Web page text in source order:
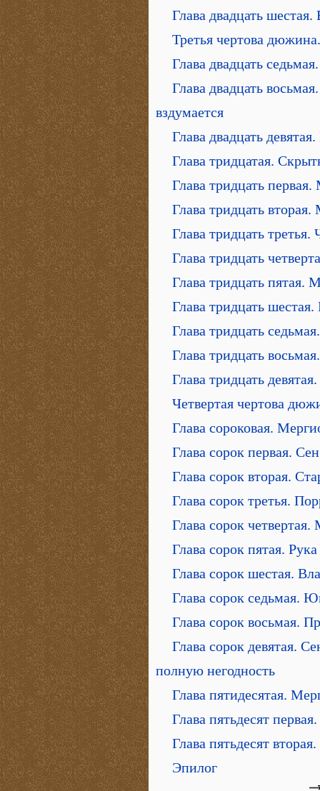
Глава двадцать шестая.
Третья чертова
Глава двадцать
Глава двадцать
вздумается
Глава двадцать
Глава тридцатая.
Глава тридцать
Глава тридцать
Глава тридцать
Глава тридцать
Глава тридцать пятая.
Глава тридцать
Глава тридцать
Глава тридцать
Глава тридцать
Четвертая чертова
Глава сороковая.
Глава сорок первая.
Глава сорок вторая.
Глава сорок третья.
Глава сорок
Глава сорок пятая.
Глава сорок шестая.
Глава сорок седьмая.
Глава сорок восьмая.
Глава сорок девятая.
полную негодность
Глава пятидесятая.
Глава пятьдесят
Глава пятьдесят
Эпилог